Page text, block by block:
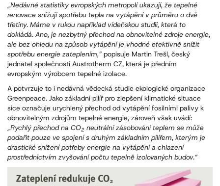
„Nedávné statistiky evropských metropolí ukazují, že tepelné
renovace snižují spotřebu tepla na vytápění v průměru o dvě
třetiny. Máme v rukou například vídeňskou studii, která to
dokládá. Ano, je nezbytný přechod na obnovitelné zdroje energie,
ale bez ohledu na způsob vytápění je vhodné efektivně snížit
spotřebu energie zateplením,“ popisuje Martin Trešl, český
jednatel společnosti Austrotherm CZ, která je předním
evropským výrobcem tepelné izolace.
A potvrzuje to i nedávná vědecká studie ekologické organizace
Greenpeace. Jako základní pilíř pro zlepšení klimatické situace
sice označuje urychlený přechod od vytápění fosilními palivy k
obnovitelným zdrojům tepelné energie, zároveň však uvádí:
„Rychlý přechod na CO2 neutrální zásobování teplem se může
podařit pouze ve spojení s druhým základním pilířem, kterým je
drastické snížení potřeby energie na vytápění a chlazení
prostřednictvím zvyšování počtu tepelně izolovaných budov.“